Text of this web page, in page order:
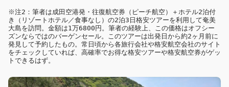
※注2：筆者は成田空港発・往復航空券（ピーチ航空）＋ホテル2泊付
き（リゾートホテル／食事なし）の2泊3日格安ツアーを利用して奄美
大島を訪問。金額は1万6800円。筆者の経験上、この価格はオフシー
ズンならではのバーゲンセール。このツアーは出発日から約2ヶ月前に
発見して予約したもの。常日頃から各旅行会社や格安航空会社のサイト
をチェックしていれば、高確率でお得な格安ツアーや格安航空券がゲッ
トできるはず。